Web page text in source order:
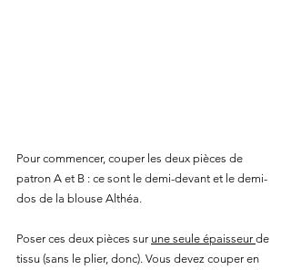
Pour commencer, couper les deux pièces de
patron A et B : ce sont le demi-devant et le demi-
dos de la blouse Althéa.
Poser ces deux pièces sur une seule épaisseur de
tissu (sans le plier, donc). Vous devez couper en